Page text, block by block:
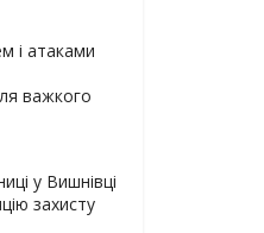
і атаками
важкого
у Вишнівці
захисту